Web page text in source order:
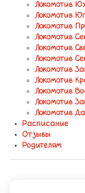
Локомотив
Локомотив
Локомотив
Локомотив
Локомотив
Локомотив
Локомотив
Локомотив
Локомотив
Локомотив
Локомотив
Расписание
Отзывы
Родителям